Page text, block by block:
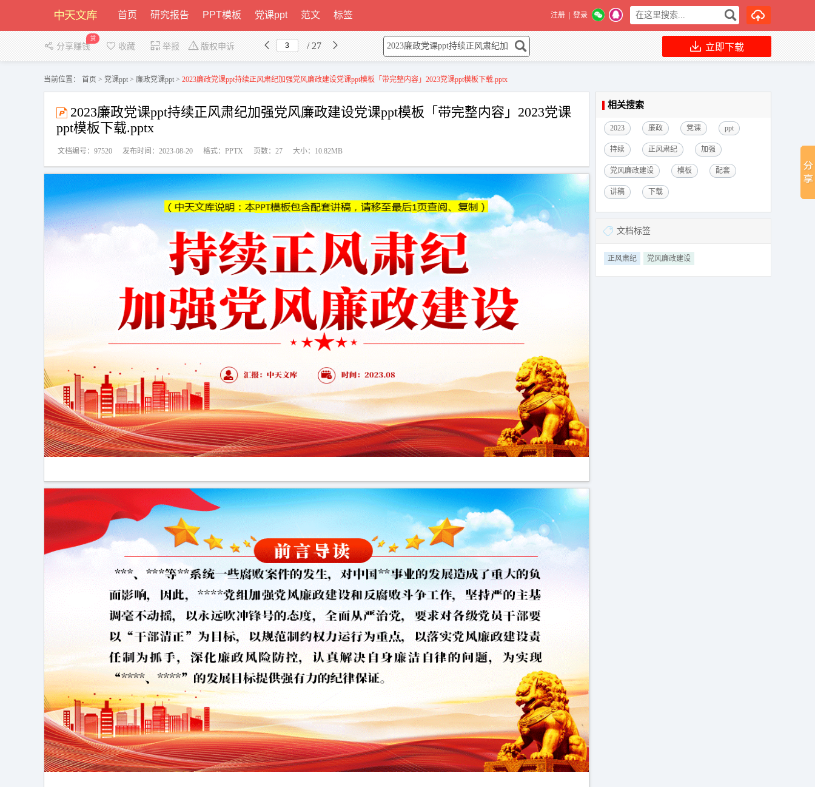
首页 研究报告 PPT模板 党课ppt 范文 标签 注册 登录
分享赚钱
赏
收藏 举报 版权申诉 / 27 立即下载
当前位置： 首页 > 党课ppt > 廉政党课ppt > 2023廉政党课ppt持续正风肃纪加强党风廉政建设党课ppt模板「带完整内容」2023党课ppt模板下载.pptx
2023廉政党课ppt持续正风肃纪加强党风廉政建设党课ppt模板「带完整内容」2023党课
ppt模板下载.pptx
文档编号：97520 发布时间：2023-08-20 格式：PPTX 页数：27 大小：10.82MB
相关搜索
2023 廉政 党课 ppt
持续 正风肃纪 加强
党风廉政建设 模板 配套
讲稿 下载
文档标签
正风肃纪 党风廉政建设